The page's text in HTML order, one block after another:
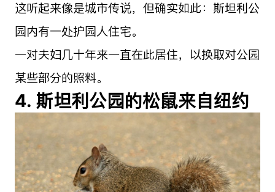
这听起来像是城市传说，但确实如此：斯坦利公
园内有一处护园人住宅。
一对夫妇几十年来一直在此居住，以换取对公园
某些部分的照料。
4. 斯坦利公园的松鼠来自纽约